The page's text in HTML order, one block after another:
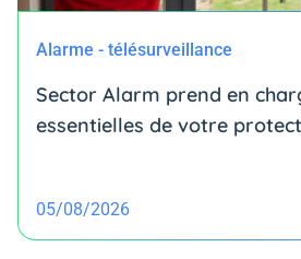
Alarme - télésurveillance
Sector Alarm prend en
essentielles de votre
05/08/2026